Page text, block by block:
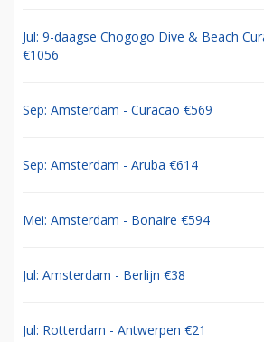
Jul: 9-daagse Chogogo Dive & Beach
€1056
Sep: Amsterdam - Curacao €569
Sep: Amsterdam - Aruba €614
Mei: Amsterdam - Bonaire €594
Jul: Amsterdam - Berlijn €38
Jul: Rotterdam - Antwerpen €21